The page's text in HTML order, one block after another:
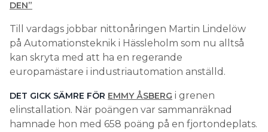
DEN”
Till vardags jobbar nittonåringen Martin Lindelöw
på Automationsteknik i Hässleholm som nu alltså
kan skryta med att ha en regerande
europamästare i industriautomation anställd.
DET GICK SÄMRE FÖR EMMY ÅSBERG i grenen
elinstallation. När poängen var sammanräknad
hamnade hon med 658 poäng på en fjortondeplats.